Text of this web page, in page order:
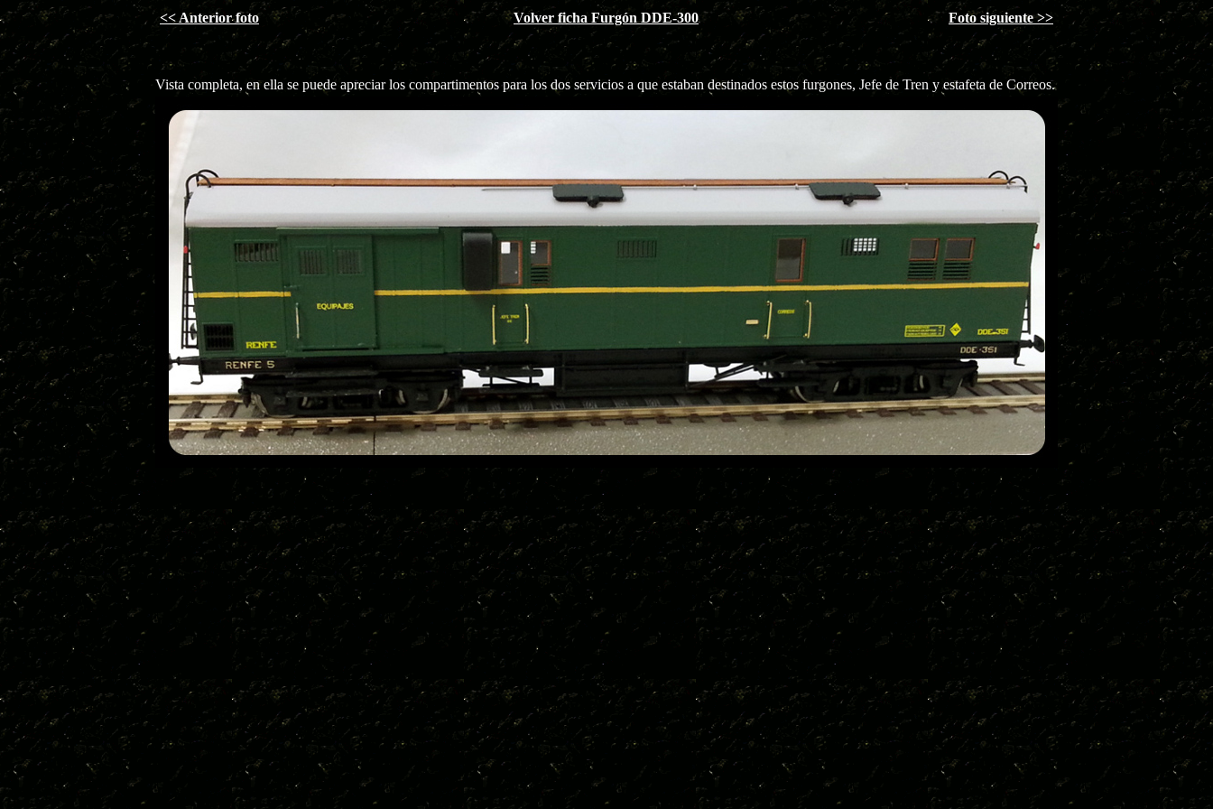
<< Anterior foto Volver ficha Furgón DDE-300 Foto siguiente >>
Vista completa, en ella se puede apreciar los compartimentos para los dos servicios a que estaban destinados estos furgones, Jefe de Tren y estafeta de Correos.